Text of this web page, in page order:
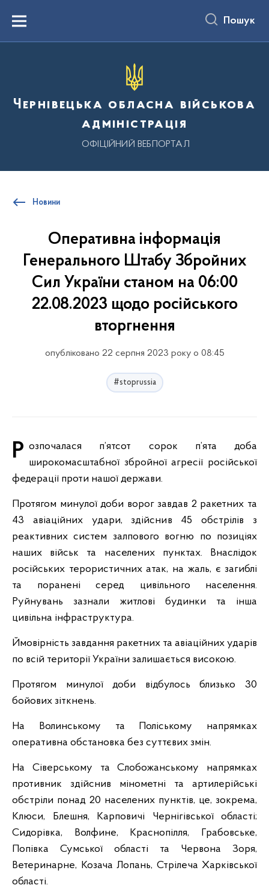
вмістуMenu Пошук
Чернівецька обласна військова
адміністрація
ОФІЦІЙНИЙ ВЕБПОРТАЛ
Новини
Оперативна інформація
Генерального Штабу Збройних
Сил України станом на 06:00
22.08.2023 щодо російського
вторгнення
опубліковано 22 серпня 2023 року о 08:45
#stoprussia
Розпочалася п’ятсот сорок п’ята доба широкомасштабної збройної агресії російської
федерації проти нашої держави.
Протягом минулої доби ворог завдав 2 ракетних та
43 авіаційних удари, здійснив 45 обстрілів з
реактивних систем залпового вогню по позиціях
наших військ та населених пунктах. Внаслідок
російських терористичних атак, на жаль, є загиблі
та поранені серед цивільного населення.
Руйнувань зазнали житлові будинки та інша
цивільна інфраструктура.
Ймовірність завдання ракетних та авіаційних ударів
по всій території України залишається високою.
Протягом минулої доби відбулось близько 30
бойових зіткнень.
На Волинському та Поліському напрямках
оперативна обстановка без суттєвих змін.
На Сіверському та Слобожанському напрямках
противник здійснив мінометні та артилерійські
обстріли понад 20 населених пунктів, це, зокрема,
Клюси, Блешня, Карповичі Чернігівської області;
Сидорівка, Волфине, Краснопілля, Грабовське,
Попівка Сумської області та Червона Зоря,
Ветеринарне, Козача Лопань, Стрілеча Харківської
області.